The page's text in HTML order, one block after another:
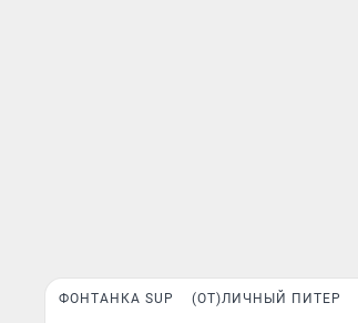
ФОНТАНКА SUP (ОТ)ЛИЧНЫЙ ПИТЕР